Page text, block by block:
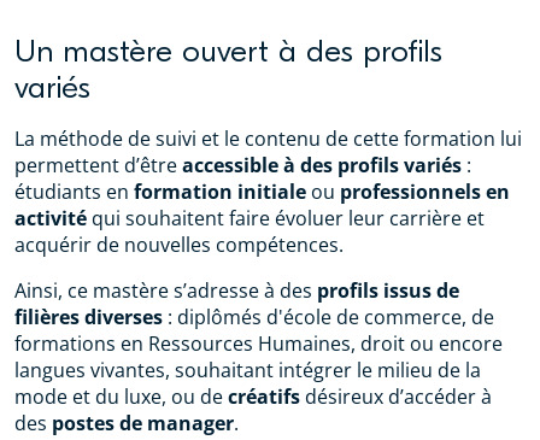
Un mastère ouvert à des profils
variés
La méthode de suivi et le contenu de cette formation lui
permettent d’êtreaccessible à des profils variés :
étudiants en formation initiale ou professionnels en
activité qui souhaitent faire évoluer leur carrière et
acquérir de nouvelles compétences.
Ainsi, ce mastère s’adresse à des profils issus de
filières diverses : diplômés d'école de commerce, de
formations en Ressources Humaines, droit ou encore
langues vivantes, souhaitant intégrer le milieu de la
mode et du luxe, ou decréatifsdésireux d’accéder à
des postes de manager.